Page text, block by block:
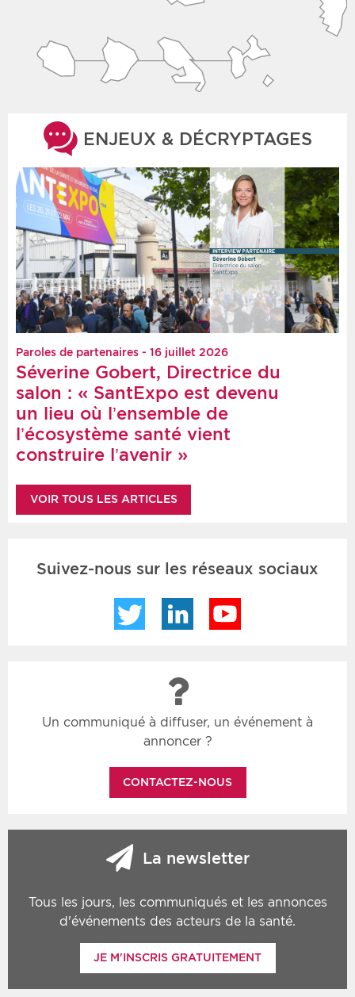
ENJEUX & DÉCRYPTAGES
Paroles de partenaires - 16 juillet 2026
Séverine Gobert, Directrice du
salon : « SantExpo est devenu
un lieu où l’ensemble de
l’écosystème santé vient
construire l’avenir »
VOIR TOUS LES ARTICLES
Suivez-nous sur les réseaux sociaux
Twitter LinkedIn
Un communiqué à diffuser, un événement à
annoncer ?
CONTACTEZ-NOUS
La newsletter
Tous les jours, les communiqués et les annonces
d'événements des acteurs de la santé.
JE M'INSCRIS GRATUITEMENT